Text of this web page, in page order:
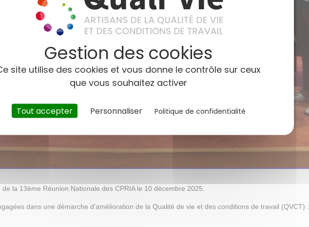
la 13ème Réunion Nationale des CPRIA le 10 décembre 2025.
dans une démarche d'amélioration de la Qualité de vie et des conditions de travail (QVCT) :
site utilise des cookies et vous donne le contrôle sur ceux
que vous souhaitez activer
Tout accepter Personnaliser Politique de confidentialité